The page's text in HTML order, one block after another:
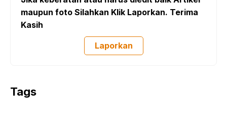
maupun foto Silahkan Klik Laporkan. Terima
Kasih
Laporkan
Tags